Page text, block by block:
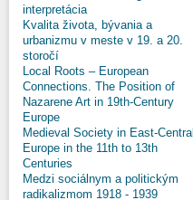
interpretácia
Kvalita života, bývania a
urbanizmu v meste v 19. a 20.
storočí
Local Roots – European
Connections. The Position of
Nazarene Art in 19th-Century
Europe
Medieval Society in East-Central
Europe in the 11th to 13th
Centuries
Medzi sociálnym a politickým
radikalizmom 1918 - 1939